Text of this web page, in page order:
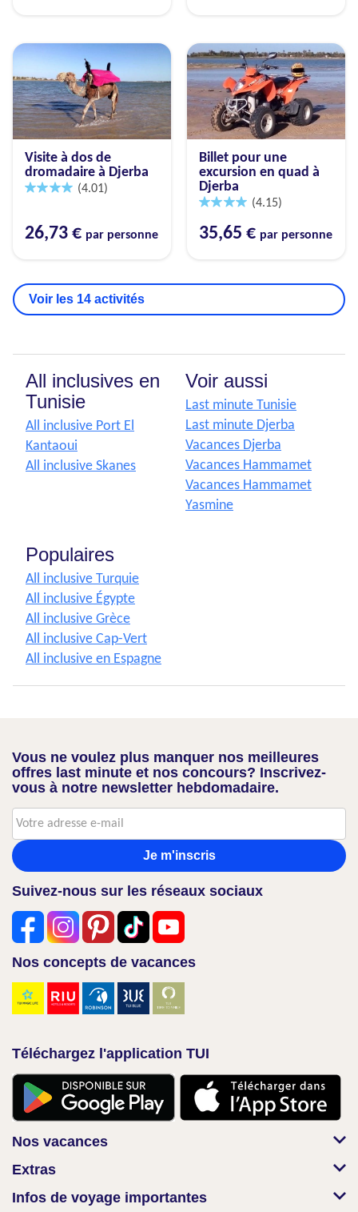
Visite à dos de
dromadaire à Djerba
(4.01)
26,73 € par personne
Billet pour une
excursion en quad à
Djerba
(4.15)
35,65 € par personne
Voir les 14 activités
All inclusives en
Tunisie
All inclusive Port El
Kantaoui
All inclusive Skanes
Voir aussi
Last minute Tunisie
Last minute Djerba
Vacances Djerba
Vacances Hammamet
Vacances Hammamet
Yasmine
Populaires
All inclusive Turquie
All inclusive Égypte
All inclusive Grèce
All inclusive Cap-Vert
All inclusive en Espagne
Vous ne voulez plus manquer nos meilleures
offres last minute et nos concours? Inscrivez-
vous à notre newsletter hebdomadaire.
Je m'inscris
Suivez-nous sur les réseaux sociaux
Nos concepts de vacances
Téléchargez l'application TUI
Nos vacances
Extras
Infos de voyage importantes